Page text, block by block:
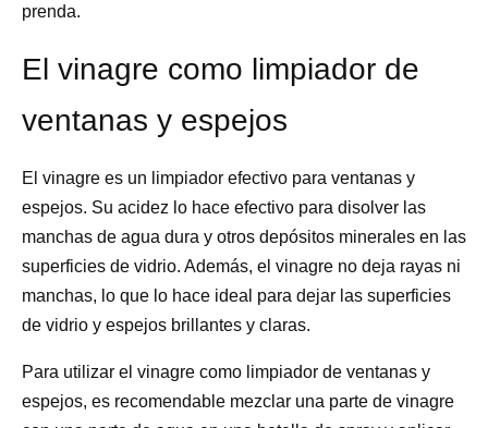
prenda.
El vinagre como limpiador de
ventanas y espejos
El vinagre es un limpiador efectivo para ventanas y
espejos. Su acidez lo hace efectivo para disolver las
manchas de agua dura y otros depósitos minerales en las
superficies de vidrio. Además, el vinagre no deja rayas ni
manchas, lo que lo hace ideal para dejar las superficies
de vidrio y espejos brillantes y claras.
Para utilizar el vinagre como limpiador de ventanas y
espejos, es recomendable mezclar una parte de vinagre